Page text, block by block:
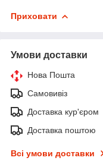
Приховати
Умови доставки
Нова Пошта
Самовивіз
Доставка кур'єром
Доставка поштою
Всі умови доставки